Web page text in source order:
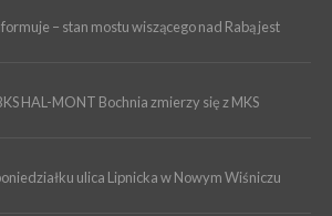
GÓRĘ. Drugi dzień wędrówki [ZDJĘCIA]
Komitet Ochrony Ładu
Bochnia. To odpowiedź na działania
– stan mostu wiszącego nad Rabą jest
HAL-MONT Bochnia zmierzy się z MKS
ulica Lipnicka w Nowym Wiśniczu